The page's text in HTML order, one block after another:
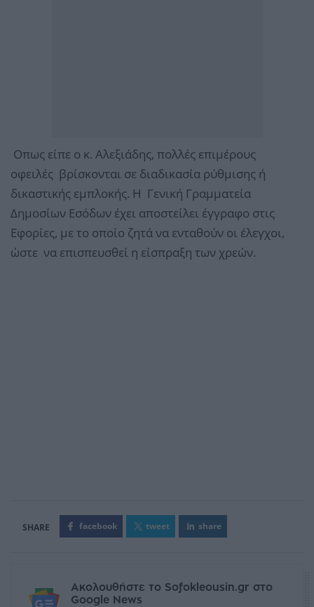
Οπως είπε ο κ. Αλεξιάδης, πολλές επιμέρους
οφειλές βρίσκονται σε διαδικασία ρύθμισης ή
δικαστικής εμπλοκής. Η Γενική Γραμματεία
Δημοσίων Εσόδων έχει αποστείλει έγγραφο στις
Εφορίες, με το οποίο ζητά να ενταθούν οι έλεγχοι,
ώστε να επισπευσθεί η είσπραξη των χρεών.
facebook tweet share
Ακολουθήστε το Sofokleousin.gr στο
Google News